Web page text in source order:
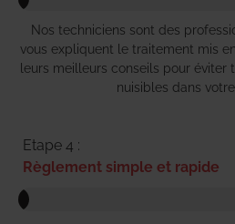
Nos techniciens sont des
vous expliquent le traitement mis
leurs meilleurs conseils pour éviter
nuisibles dans
Etape 4 :
Règlement simple et rapide